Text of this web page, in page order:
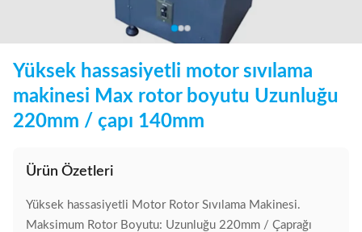
Yüksek hassasiyetli motor sıvılama
makinesi Max rotor boyutu Uzunluğu
220mm / çapı 140mm
Ürün Özetleri
Yüksek hassasiyetli Motor Rotor Sıvılama Makinesi.
Maksimum Rotor Boyutu: Uzunluğu 220mm / Çaprağı